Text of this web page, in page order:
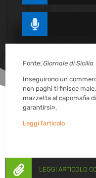

Fonte:Giornale di Sicilia
Inseguirono un
non paghi ti finisce
mazzetta al capomafia
garantirsi».
Leggi l’articolo
 LEGGI ARTICOLO